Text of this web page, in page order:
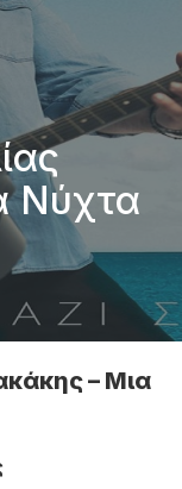
Νύχτα
– Μια